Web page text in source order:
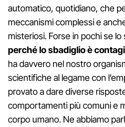
automatico, quotidiano, che
meccanismi complessi e
misteriosi. Forse in pochi se
perché lo sbadiglio è
ha davvero nel nostro
scientifiche al legame con
provato a dare diverse
comportamenti più comuni e
corpo umano. Ne abbiamo